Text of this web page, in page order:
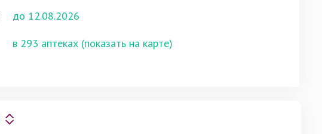
до 12.08.2026
в 293 аптеках (показать на карте)